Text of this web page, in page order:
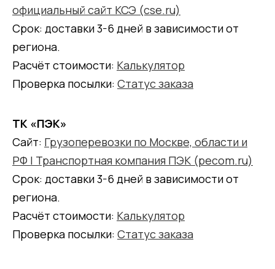
официальный сайт КСЭ (cse.ru)
Срок: доставки 3-6 дней в зависимости от
региона.
Расчёт стоимости: Калькулятор
Проверка посылки: Статус заказа
ТК «ПЭК»
Сайт: Грузоперевозки по Москве, области и
РФ | Транспортная компания ПЭК (pecom.ru)
Срок: доставки 3-6 дней в зависимости от
региона.
Расчёт стоимости: Калькулятор
Проверка посылки: Статус заказа